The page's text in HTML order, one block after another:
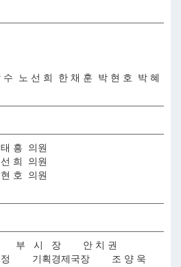
노 선 희 한 채 훈 박 현 호 박 혜
흥 의원
희 의원
호 의원
시 장 안 치 권
정 기획경제국장 조 양 욱